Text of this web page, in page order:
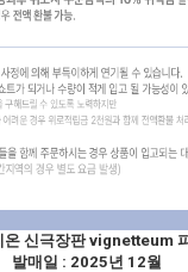
온 신극장판 vignetteum
발매일 : 2025년 12월